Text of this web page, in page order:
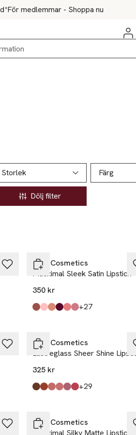
För medlemmar - Shoppa nu
Storlek Färg
Dölj filter
MAC Cosmetics
Macximal Sleek Satin Lipstick
350 kr
Produkten finns i färgerna:
Blankety,
Crème Cup,
Crème D'nude,
Rebel,
Grapefruit Pucker
Pink Peppermint,
+27till
MAC Cosmetics
Lustreglass Sheer Shine
325 kr
Produkten finns i färgerna:
I Deserve This,
Work Crush,
Well, Well, Well!,
Sellout,
Syrup,
Pigment Of Your Imagination
+29
MAC Cosmetics
Macximal Silky Matte Lipstick